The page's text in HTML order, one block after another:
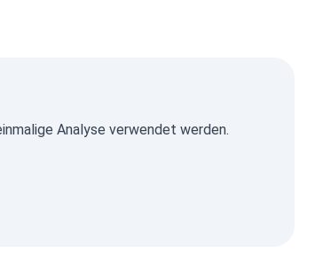
Analyse verwendet werden.